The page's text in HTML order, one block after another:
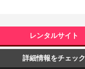
レンタルサイト
詳細情報をチェック